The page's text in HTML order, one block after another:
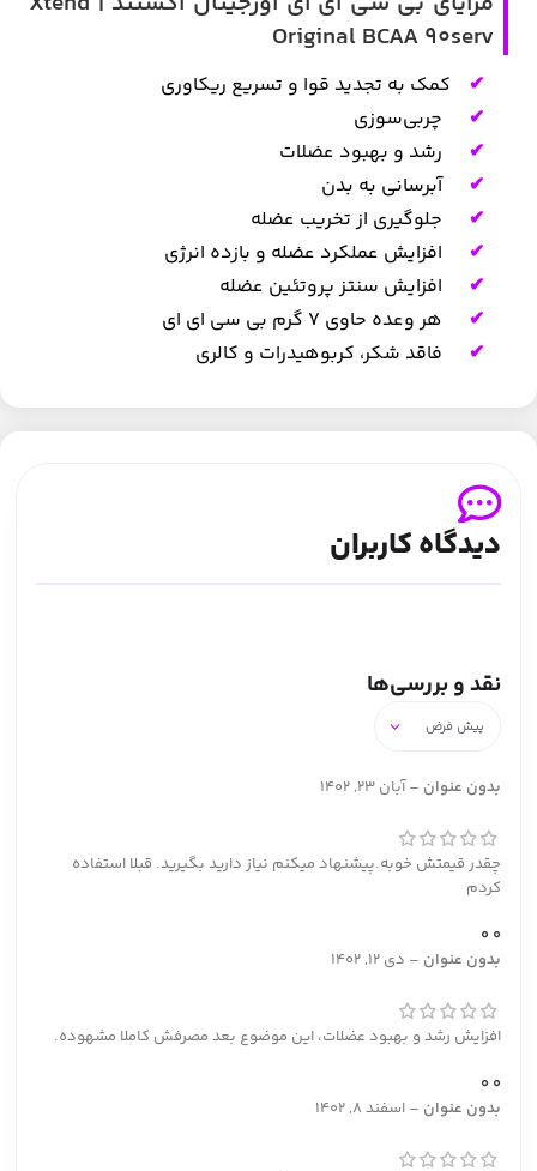
Original BCAA 90serv
کمک به تجدید قوا و تسریع ریکاوری
چربی‌سوزی
رشد و بهبود عضلات
آبرسانی به بدن
جلوگیری از تخریب عضله
افزایش عملکرد عضله و بازده انرژی
افزایش سنتز پروتئین عضله
هر وعده حاوی ۷ گرم بی سی ای ای
فاقد شکر، کربوهیدرات و کالری
دیدگاه کاربران
نقد و بررسی‌ها
بدون عنوان –آبان 23, 1402
چقدر قیمتش خوبه.پیشنهاد میکنم نیاز دارید بگیرید. قبلا استفاده
کردم
0
0
بدون عنوان – دی 12, 1402
افزایش رشد و بهبود عضلات، این موضوع بعد مصرفش کاملا مشهوده.
0
0
بدون عنوان – اسفند 8, 1402